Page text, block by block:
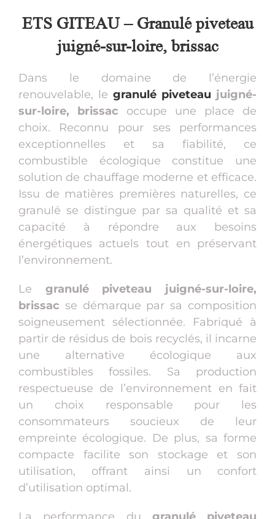
ETS GITEAU – Granulé piveteau
juigné-sur-loire, brissac
Dans le domaine de l’énergie
renouvelable, le granulé piveteau juigné-
sur-loire, brissac occupe une place de
choix. Reconnu pour ses performances
exceptionnelles et sa fiabilité, ce
combustible écologique constitue une
solution de chauffage moderne et efficace.
Issu de matières premières naturelles, ce
granulé se distingue par sa qualité et sa
capacité à répondre aux besoins
énergétiques actuels tout en préservant
l’environnement.
Le granulé piveteau juigné-sur-loire,
brissac se démarque par sa composition
soigneusement sélectionnée. Fabriqué à
partir de résidus de bois recyclés, il incarne
une alternative écologique aux
combustibles fossiles. Sa production
respectueuse de l’environnement en fait
un choix responsable pour les
consommateurs soucieux de leur
empreinte écologique. De plus, sa forme
compacte facilite son stockage et son
utilisation, offrant ainsi un confort
d’utilisation optimal.